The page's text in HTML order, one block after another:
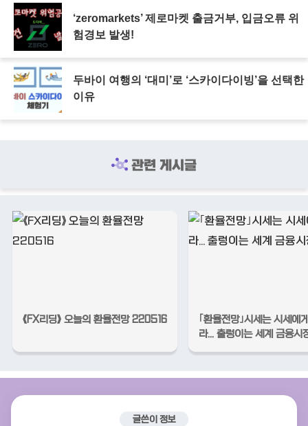
‘zeromarkets’ 제로마켓 출금거부, 입금오류 위
험경보 발생!
두바이 여행의 ‘대미’로 ‘스카이다이빙’을 선택한
이유
관련 게시글
《FX리딩》 오늘의 환율전망 220516
｢환율전망｣시세는 시세에
라... 출렁이는 세계 금융시
글쓴이 정보